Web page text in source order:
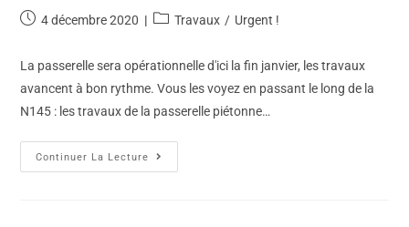
4 décembre 2020 Travaux / Urgent !
La passerelle sera opérationnelle d'ici la fin janvier, les travaux
avancent à bon rythme. Vous les voyez en passant le long de la
N145 : les travaux de la passerelle piétonne…
Continuer La Lecture